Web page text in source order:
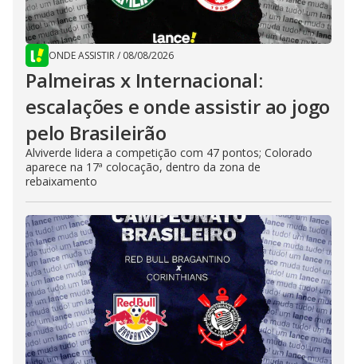
ONDE ASSISTIR/ 08/08/2026
Palmeiras x Internacional:
escalações e onde assistir ao jogo
pelo Brasileirão
Alviverde lidera a competição com 47 pontos; Colorado
aparece na 17ª colocação, dentro da zona de
rebaixamento